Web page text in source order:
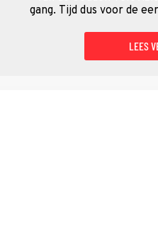
gang. Tijd dus voor de
LEES